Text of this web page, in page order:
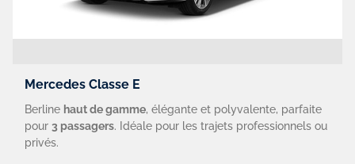
Mercedes Classe E
Berline haut de gamme, élégante et polyvalente, parfaite
pour 3 passagers. Idéale pour les trajets professionnels ou
privés.